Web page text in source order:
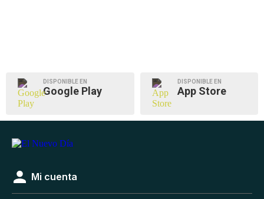
DISPONIBLE EN
Google Play
DISPONIBLE EN
App Store
Mi cuenta